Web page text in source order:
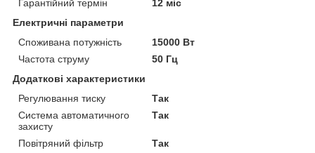
Гарантійний термін
12 міс
Електричні параметри
Споживана потужність
15000 Вт
Частота струму
50 Гц
Додаткові характеристики
Регулювання тиску
Так
Система автоматичного
захисту
Так
Повітряний фільтр
Так